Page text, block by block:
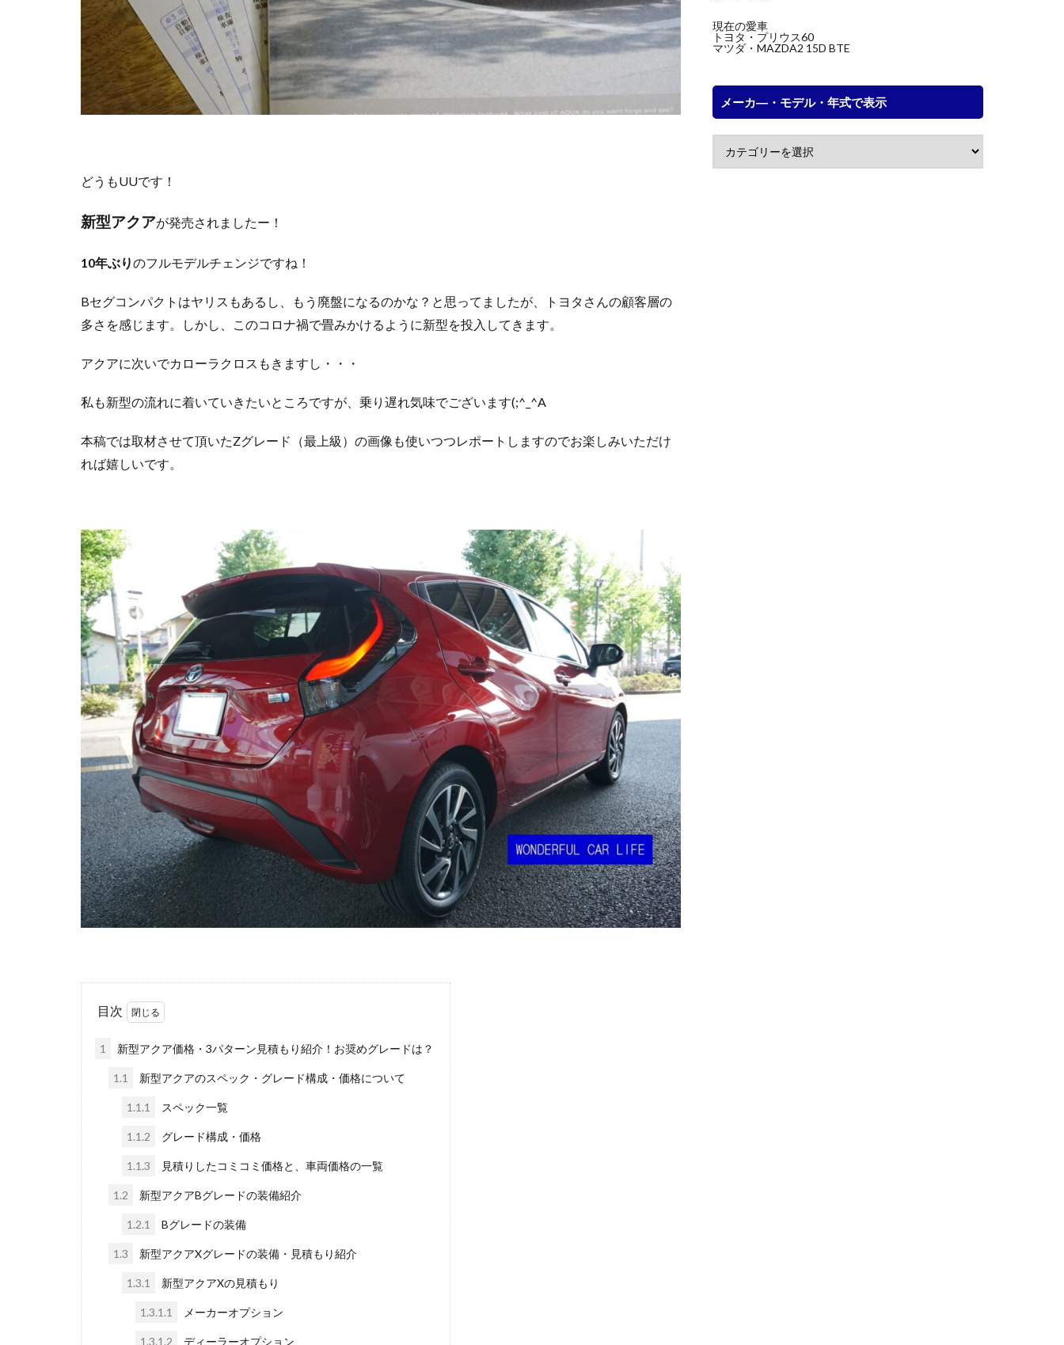
どうもUUです！
新型アクアが発売されましたー！
10年ぶりのフルモデルチェンジですね！
Bセグコンパクトはヤリスもあるし、もう廃盤になるのかな？と思ってましたが、トヨタさんの顧客層の
多さを感じます。しかし、このコロナ禍で畳みかけるように新型を投入してきます。
アクアに次いでカローラクロスもきますし・・・
私も新型の流れに着いていきたいところですが、乗り遅れ気味でございます(;^_^A
本稿では取材させて頂いたZグレード（最上級）の画像も使いつつレポートしますのでお楽しみいただけ
れば嬉しいです。
目次
1 新型アクア価格・3パターン見積もり紹介！お奨めグレードは？
1.1 新型アクアのスペック・グレード構成・価格について
1.1.1 スペック一覧
1.1.2 グレード構成・価格
1.1.3 見積りしたコミコミ価格と、車両価格の一覧
1.2 新型アクアBグレードの装備紹介
1.2.1 Bグレードの装備
1.3 新型アクアXグレードの装備・見積もり紹介
1.3.1 新型アクアXの見積もり
1.3.1.1 メーカーオプション
1.3.1.2 ディーラーオプション
現在の愛車
トヨタ・プリウス60
マツダ・MAZDA2 15D BTE
メーカ―・モデル・年式で表示